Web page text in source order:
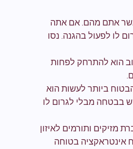
אתם מהם. אם אתה
לו לפעול בהגנה. נסו
הוא להתרחק לפחות
ביותר לעשות הוא
בבטחה מבלי לגרום לו
מזיקים ותורמים לאיזון
אינטראקציה בטוחה